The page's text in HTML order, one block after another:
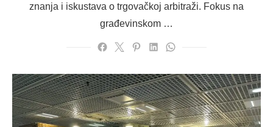
znanja i iskustava o trgovačkoj arbitraži. Fokus na
građevinskom …